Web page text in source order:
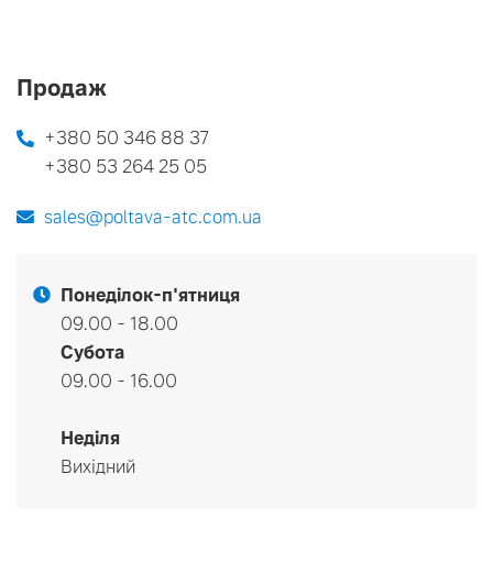
Продаж
+380 50 346 88 37
+380 53 264 25 05
sales@poltava-atc.com.ua
Понеділок-п'ятниця
09.00 - 18.00
Субота
09.00 - 16.00
Неділя
Вихідний